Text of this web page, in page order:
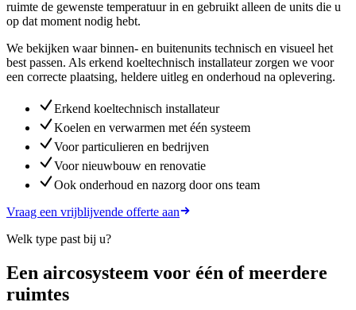
ruimte de gewenste temperatuur in en gebruikt alleen de units die u
op dat moment nodig hebt.
We bekijken waar binnen- en buitenunits technisch en visueel het
best passen. Als erkend koeltechnisch installateur zorgen we voor
een correcte plaatsing, heldere uitleg en onderhoud na oplevering.
Erkend koeltechnisch installateur
Koelen en verwarmen met één systeem
Voor particulieren en bedrijven
Voor nieuwbouw en renovatie
Ook onderhoud en nazorg door ons team
Vraag een vrijblijvende offerte aan
Welk type past bij u?
Een aircosysteem voor één of meerdere
ruimtes